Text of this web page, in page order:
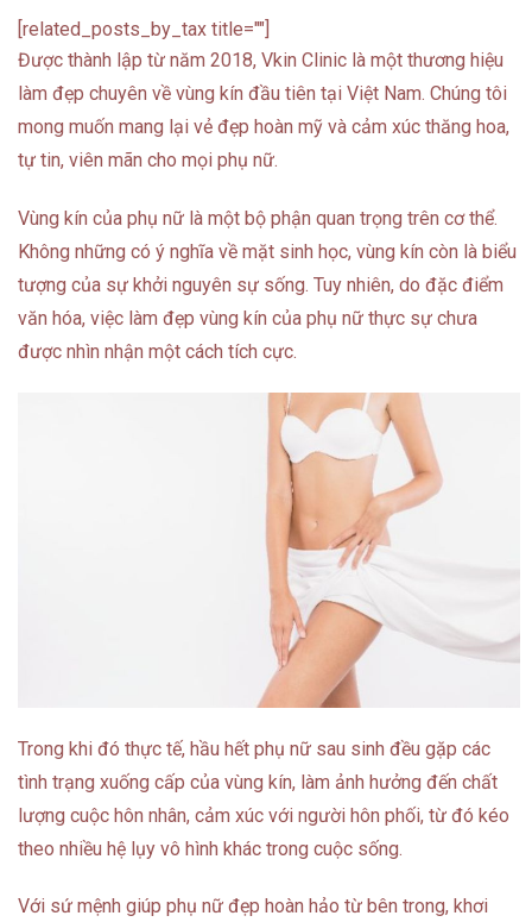
[related_posts_by_tax title=""]
Được thành lập từ năm 2018, Vkin Clinic là một thương hiệu
làm đẹp chuyên về vùng kín đầu tiên tại Việt Nam. Chúng tôi
mong muốn mang lại vẻ đẹp hoàn mỹ và cảm xúc thăng hoa,
tự tin, viên mãn cho mọi phụ nữ.
Vùng kín của phụ nữ là một bộ phận quan trọng trên cơ thể.
Không những có ý nghĩa về mặt sinh học, vùng kín còn là biểu
tượng của sự khởi nguyên sự sống. Tuy nhiên, do đặc điểm
văn hóa, việc làm đẹp vùng kín của phụ nữ thực sự chưa
được nhìn nhận một cách tích cực.
Trong khi đó thực tế, hầu hết phụ nữ sau sinh đều gặp các
tình trạng xuống cấp của vùng kín, làm ảnh hưởng đến chất
lượng cuộc hôn nhân, cảm xúc với người hôn phối, từ đó kéo
theo nhiều hệ lụy vô hình khác trong cuộc sống.
Với sứ mệnh giúp phụ nữ đẹp hoàn hảo từ bên trong, khơi